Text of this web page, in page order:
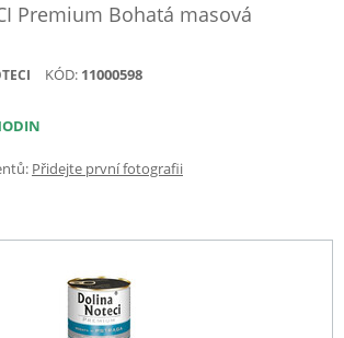
Premium Bohatá masová
KÓD: 11000598
Přidejte první fotografii